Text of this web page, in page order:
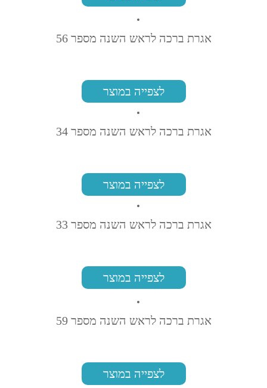
אגרת ברכה לראש השנה מספר 56
לצפייה במוצר
אגרת ברכה לראש השנה מספר 34
לצפייה במוצר
אגרת ברכה לראש השנה מספר 33
לצפייה במוצר
אגרת ברכה לראש השנה מספר 59
לצפייה במוצר